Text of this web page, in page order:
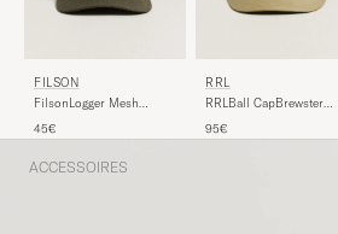
FILSON
FilsonLogger Mesh
45€
RRL
RRLBall CapBrewster
95€
ACCESSOIRES